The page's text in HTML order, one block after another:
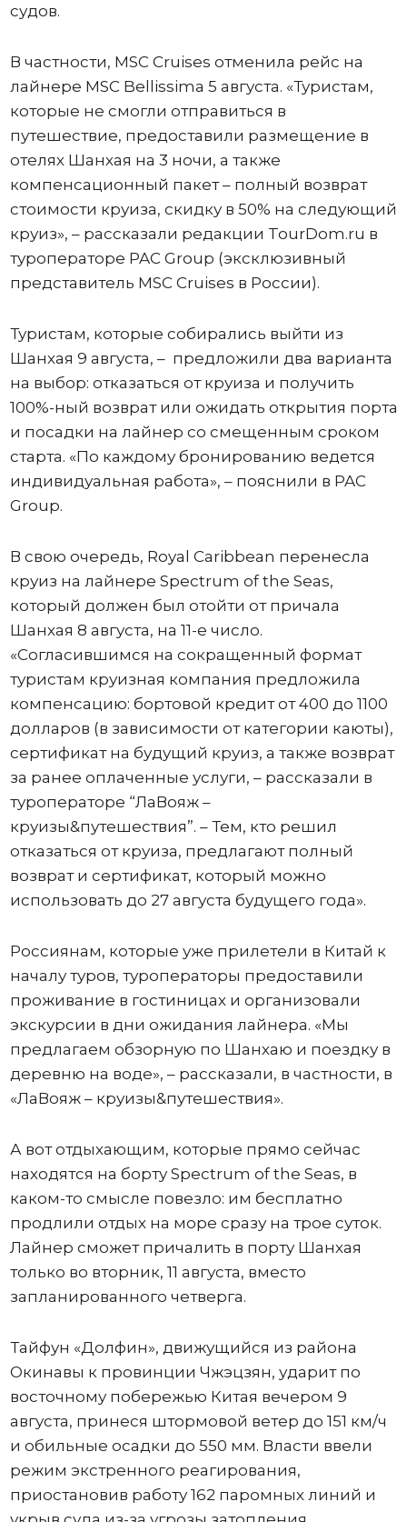
судов.
В частности, MSC Cruises отменила рейс на
лайнере MSC Bellissima 5 августа. «Туристам,
которые не смогли отправиться в
путешествие, предоставили размещение в
отелях Шанхая на 3 ночи, а также
компенсационный пакет – полный возврат
стоимости круиза, скидку в 50% на следующий
круиз», – рассказали редакции TourDom.ru в
туроператоре PAC Group (эксклюзивный
представитель MSC Cruises в России).
Туристам, которые собирались выйти из
Шанхая 9 августа, – предложили два варианта
на выбор: отказаться от круиза и получить
100%-ный возврат или ожидать открытия порта
и посадки на лайнер со смещенным сроком
старта. «По каждому бронированию ведется
индивидуальная работа», – пояснили в PAC
Group.
В свою очередь, Royal Caribbean перенесла
круиз на лайнере Spectrum of the Seas,
который должен был отойти от причала
Шанхая 8 августа, на 11-е число.
«Согласившимся на сокращенный формат
туристам круизная компания предложила
компенсацию: бортовой кредит от 400 до 1100
долларов (в зависимости от категории каюты),
сертификат на будущий круиз, а также возврат
за ранее оплаченные услуги, – рассказали в
туроператоре “ЛаВояж –
круизы&путешествия”. – Тем, кто решил
отказаться от круиза, предлагают полный
возврат и сертификат, который можно
использовать до 27 августа будущего года».
Россиянам, которые уже прилетели в Китай к
началу туров, туроператоры предоставили
проживание в гостиницах и организовали
экскурсии в дни ожидания лайнера. «Мы
предлагаем обзорную по Шанхаю и поездку в
деревню на воде», – рассказали, в частности, в
«ЛаВояж – круизы&путешествия».
А вот отдыхающим, которые прямо сейчас
находятся на борту Spectrum of the Seas, в
каком-то смысле повезло: им бесплатно
продлили отдых на море сразу на трое суток.
Лайнер сможет причалить в порту Шанхая
только во вторник, 11 августа, вместо
запланированного четверга.
Тайфун «Долфин», движущийся из района
Окинавы к провинции Чжэцзян, ударит по
восточному побережью Китая вечером 9
августа, принеся штормовой ветер до 151 км/ч
и обильные осадки до 550 мм. Власти ввели
режим экстренного реагирования,
приостановив работу 162 паромных линий и